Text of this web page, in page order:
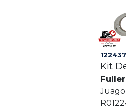
122437
Kit
Fuller
Juago